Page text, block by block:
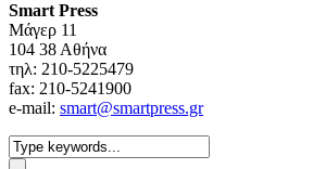
Smart Press
Mάγερ 11
104 38 Αθήνα
τηλ: 210-5225479
fax: 210-5241900
e-mail: smart@smartpress.gr